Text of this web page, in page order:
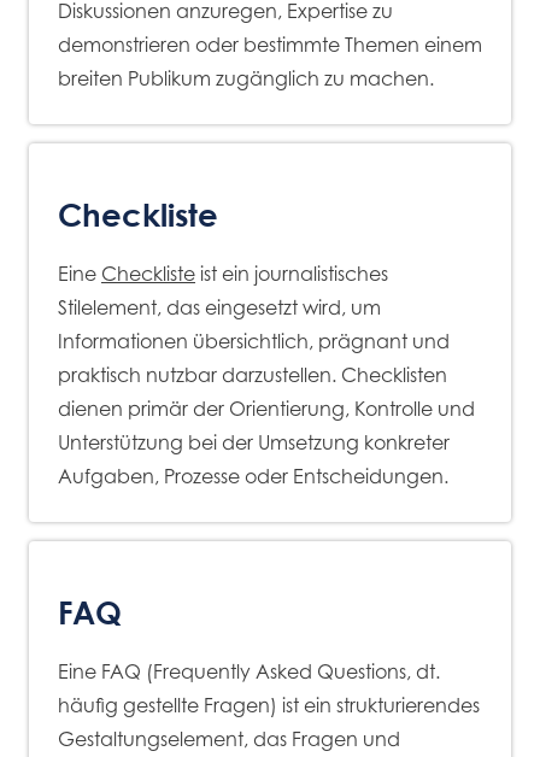
Diskussionen anzuregen, Expertise zu
demonstrieren oder bestimmte Themen einem
breiten Publikum zugänglich zu machen.
Checkliste
Eine Checkliste ist ein journalistisches
Stilelement, das eingesetzt wird, um
Informationen übersichtlich, prägnant und
praktisch nutzbar darzustellen. Checklisten
dienen primär der Orientierung, Kontrolle und
Unterstützung bei der Umsetzung konkreter
Aufgaben, Prozesse oder Entscheidungen.
FAQ
Eine FAQ (Frequently Asked Questions, dt.
häufig gestellte Fragen) ist ein strukturierendes
Gestaltungselement, das Fragen und